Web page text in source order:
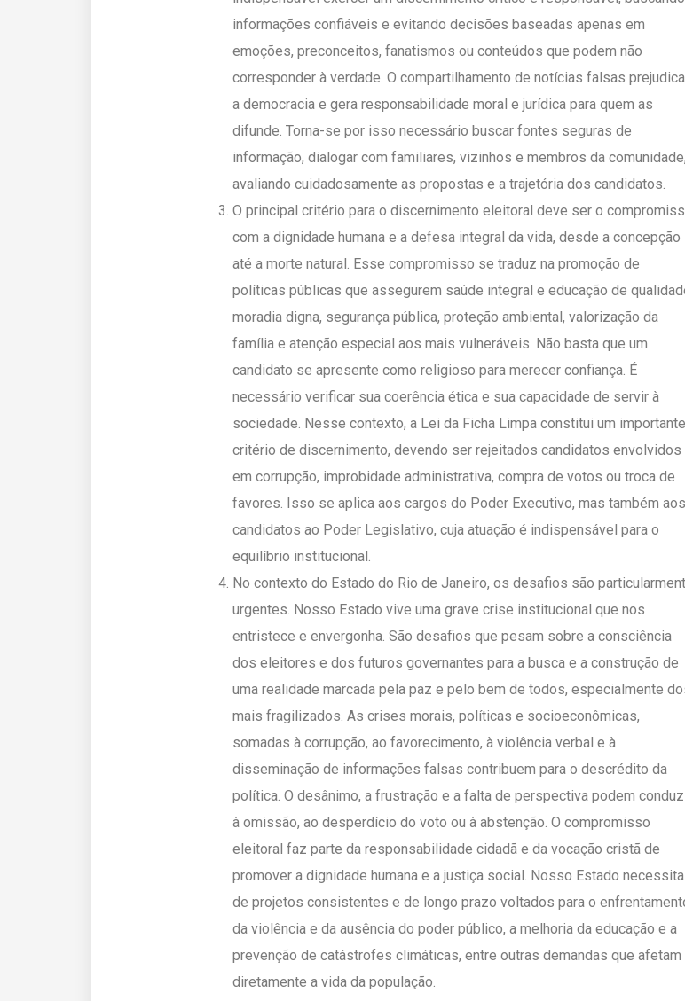
informações confiáveis e evitando decisões baseadas apenas em
emoções, preconceitos, fanatismos ou conteúdos que podem não
corresponder à verdade. O compartilhamento de notícias falsas prejudica
a democracia e gera responsabilidade moral e jurídica para quem as
difunde. Torna-se por isso necessário buscar fontes seguras de
informação, dialogar com familiares, vizinhos e membros da comunidade,
avaliando cuidadosamente as propostas e a trajetória dos candidatos.
O principal critério para o discernimento eleitoral deve ser o
com a dignidade humana e a defesa integral da vida, desde a concepção
até a morte natural. Esse compromisso se traduz na promoção de
políticas públicas que assegurem saúde integral e educação de
moradia digna, segurança pública, proteção ambiental, valorização da
família e atenção especial aos mais vulneráveis. Não basta que um
candidato se apresente como religioso para merecer confiança. É
necessário verificar sua coerência ética e sua capacidade de servir à
sociedade. Nesse contexto, a Lei da Ficha Limpa constitui um importante
critério de discernimento, devendo ser rejeitados candidatos envolvidos
em corrupção, improbidade administrativa, compra de votos ou troca de
favores. Isso se aplica aos cargos do Poder Executivo, mas também aos
candidatos ao Poder Legislativo, cuja atuação é indispensável para o
equilíbrio institucional.
No contexto do Estado do Rio de Janeiro, os desafios são
urgentes. Nosso Estado vive uma grave crise institucional que nos
entristece e envergonha. São desafios que pesam sobre a consciência
dos eleitores e dos futuros governantes para a busca e a construção de
uma realidade marcada pela paz e pelo bem de todos, especialmente
mais fragilizados. As crises morais, políticas e socioeconômicas,
somadas à corrupção, ao favorecimento, à violência verbal e à
disseminação de informações falsas contribuem para o descrédito da
política. O desânimo, a frustração e a falta de perspectiva podem
à omissão, ao desperdício do voto ou à abstenção. O compromisso
eleitoral faz parte da responsabilidade cidadã e da vocação cristã de
promover a dignidade humana e a justiça social. Nosso Estado necessita
de projetos consistentes e de longo prazo voltados para o
da violência e da ausência do poder público, a melhoria da educação e a
prevenção de catástrofes climáticas, entre outras demandas que afetam
diretamente a vida da população.